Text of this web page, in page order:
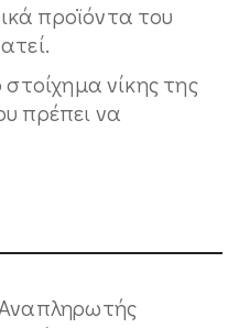
προϊόντα του
στοίχημα νίκης της
πρέπει να
Αναπληρωτής